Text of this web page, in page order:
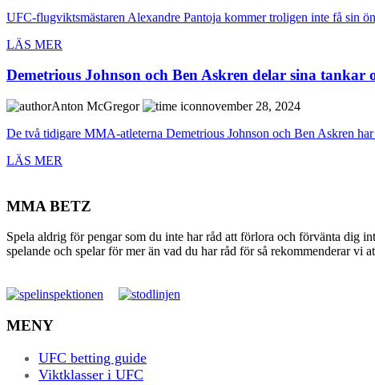
UFC-flugviktsmästaren Alexandre Pantoja kommer troligen inte få sin
LÄS MER
Demetrious Johnson och Ben Askren delar sina tankar
Anton McGregor
november 28, 2024
De två tidigare MMA-atleterna Demetrious Johnson och Ben Askren
LÄS MER
MMA BETZ
Spela aldrig för pengar som du inte har råd att förlora och förvänta dig
spelande och spelar för mer än vad du har råd för så rekommenderar vi
MENY
UFC betting guide
Viktklasser i UFC